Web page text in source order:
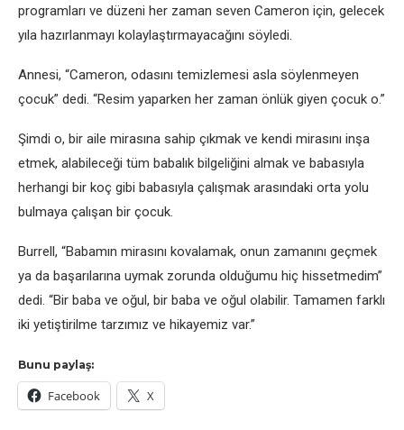
programları ve düzeni her zaman seven Cameron için, gelecek
yıla hazırlanmayı kolaylaştırmayacağını söyledi.
Annesi, “Cameron, odasını temizlemesi asla söylenmeyen
çocuk” dedi. “Resim yaparken her zaman önlük giyen çocuk o.”
Şimdi o, bir aile mirasına sahip çıkmak ve kendi mirasını inşa
etmek, alabileceği tüm babalık bilgeliğini almak ve babasıyla
herhangi bir koç gibi babasıyla çalışmak arasındaki orta yolu
bulmaya çalışan bir çocuk.
Burrell, “Babamın mirasını kovalamak, onun zamanını geçmek
ya da başarılarına uymak zorunda olduğumu hiç hissetmedim”
dedi. “Bir baba ve oğul, bir baba ve oğul olabilir. Tamamen farklı
iki yetiştirilme tarzımız ve hikayemiz var.”
Bunu paylaş:
Facebook X